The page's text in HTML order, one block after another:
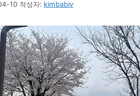
10 작성자: kimbabiv